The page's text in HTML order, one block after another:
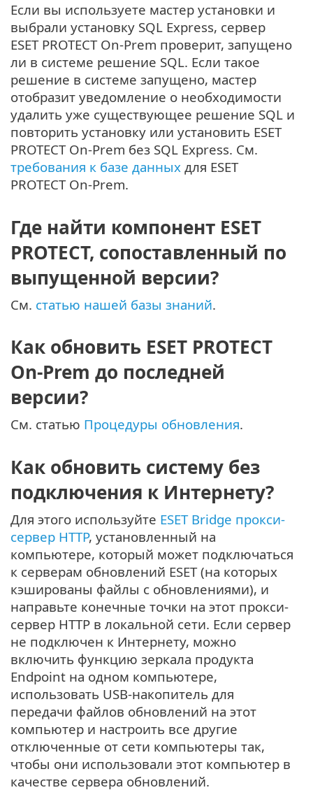
Если вы используете мастер установки и
выбрали установку SQL Express, сервер
ESET PROTECT On-Prem проверит, запущено
ли в системе решение SQL. Если такое
решение в системе запущено, мастер
отобразит уведомление о необходимости
удалить уже существующее решение SQL и
повторить установку или установить ESET
PROTECT On-Prem без SQL Express. См.
требования к базе данных для ESET
PROTECT On-Prem.
Где найти компонент ESET
PROTECT, сопоставленный по
выпущенной версии?
См. статью нашей базы знаний.
Как обновить ESET PROTECT
On-Prem до последней
версии?
См. статью Процедуры обновления.
Как обновить систему без
подключения к Интернету?
Для этого используйте ESET Bridge прокси-
сервер HTTP, установленный на
компьютере, который может подключаться
к серверам обновлений ESET (на которых
кэшированы файлы с обновлениями), и
направьте конечные точки на этот прокси-
сервер HTTP в локальной сети. Если сервер
не подключен к Интернету, можно
включить функцию зеркала продукта
Endpoint на одном компьютере,
использовать USB-накопитель для
передачи файлов обновлений на этот
компьютер и настроить все другие
отключенные от сети компьютеры так,
чтобы они использовали этот компьютер в
качестве сервера обновлений.